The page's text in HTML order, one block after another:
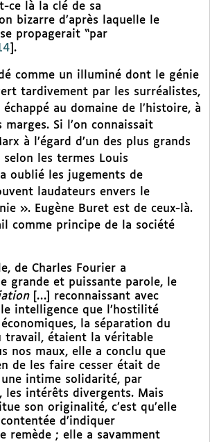
ce là la clé de sa
bizarre d’après laquelle le
propagerait “par
.
comme un illuminé dont le génie
tardivement par les surréalistes,
au domaine de l’histoire, à
marges. Si l’on connaissait
à l’égard d’un des plus grands
les termes Louis
oublié les jugements de
laudateurs envers le
». Eugène Buret est de ceux-là.
comme principe de la société
de Charles Fourier a
grande et puissante parole, le
[…] reconnaissant avec
intelligence que l’hostilité
la séparation du
travail, étaient la véritable
nos maux, elle a conclu que
de les faire cesser était de
intime solidarité, par
les intérêts divergents. Mais
son originalité, c’est qu’elle
d’indiquer
remède ; elle a savamment